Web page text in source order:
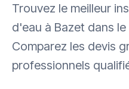
Trouvez le meilleur
d'eau à Bazet dans
Comparez les devis
professionnels